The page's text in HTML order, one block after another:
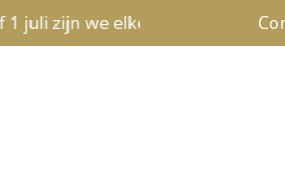
we elke zondag open van 13u